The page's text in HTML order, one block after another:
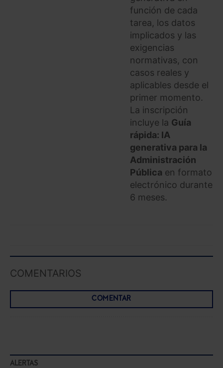
función de cada
tarea, los datos
implicados y las
exigencias
normativas, con
casos reales y
aplicables desde el
primer momento.
La inscripción
incluye la Guía
rápida: IA
generativa para la
Administración
Pública en formato
electrónico durante
6 meses.
COMENTARIOS
COMENTAR
ALERTAS